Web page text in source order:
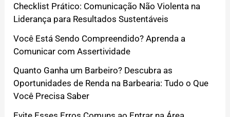
Checklist Prático: Comunicação Não Violenta na
Liderança para Resultados Sustentáveis
Você Está Sendo Compreendido? Aprenda a
Comunicar com Assertividade
Quanto Ganha um Barbeiro? Descubra as
Oportunidades de Renda na Barbearia: Tudo o Que
Você Precisa Saber